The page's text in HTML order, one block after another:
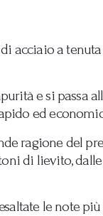
acciaio a tenuta
e si passa
ed
ragione del
di lievito,
le note